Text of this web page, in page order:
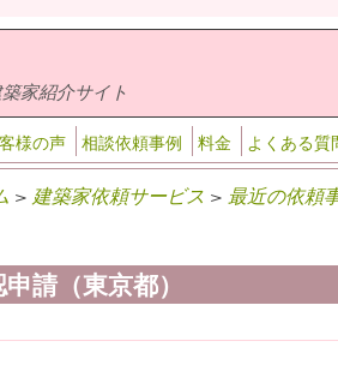
家紹介サイト
様の声 相談依頼事例 料金 よくある質
> 建築家依頼サービス > 最近の依頼
請（東京都）